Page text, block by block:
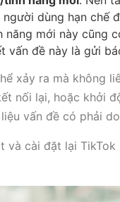
dùng hạn chế
năng mới này
vấn đề này là gửi
xảy ra mà không
nối lại, hoặc khởi
vấn đề có phải
và cài đặt lại